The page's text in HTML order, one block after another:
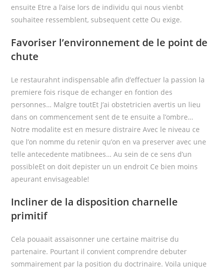
ensuite Etre a l’aise lors de individu qui nous vienbt
souhaitee ressemblent, subsequent cette Ou exige.
Favoriser l’environnement de le point de
chute
Le restaurahnt indispensable afin d’effectuer la passion la
premiere fois risque de echanger en fontion des
personnes… Malgre toutEt J’ai obstetricien avertis un lieu
dans on commencement sent de te ensuite a l’ombre…
Notre modalite est en mesure distraire Avec le niveau ce
que l’on nomme du retenir qu’on en va preserver avec une
telle antecedente matibnees… Au sein de ce sens d’un
possibleEt on doit depister un un endroit Ce bien moins
apeurant envisageable!
Incliner de la disposition charnelle
primitif
Cela pouaait assaisonner une certaine maitrise du
partenaire. Pourtant il convient comprendre debuter
sommairement par la position du doctrinaire. Voila unique